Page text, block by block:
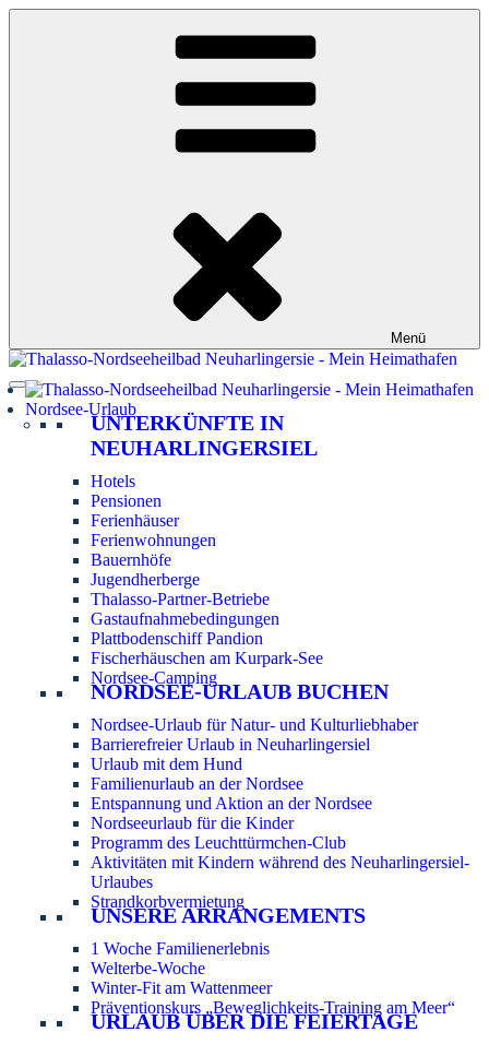
Zum
Menü
Nordsee-Urlaub
UNTERKÜNFTE IN
NEUHARLINGERSIEL
Hotels
Pensionen
Ferienhäuser
Ferienwohnungen
Bauernhöfe
Jugendherberge
Thalasso-Partner-Betriebe
Gastaufnahmebedingungen
Plattbodenschiff Pandion
Fischerhäuschen am Kurpark-See
Nordsee-Camping
NORDSEE-URLAUB BUCHEN
Nordsee-Urlaub für Natur- und Kulturliebhaber
Barrierefreier Urlaub in Neuharlingersiel
Urlaub mit dem Hund
Familienurlaub an der Nordsee
Entspannung und Aktion an der Nordsee
Nordseeurlaub für die Kinder
Programm des Leuchttürmchen-Club
Aktivitäten mit Kindern während des Neuharlingersiel-
Urlaubes
Strandkorbvermietung
UNSERE ARRANGEMENTS
1 Woche Familienerlebnis
Welterbe-Woche
Winter-Fit am Wattenmeer
Präventionskurs „Beweglichkeits-Training am Meer“
URLAUB ÜBER DIE FEIERTAGE